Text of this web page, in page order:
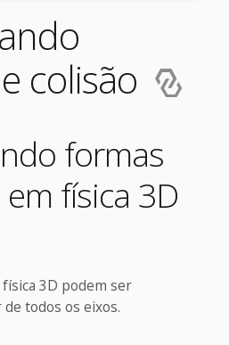
colisão
formas
física 3D
3D podem ser
todos os eixos.